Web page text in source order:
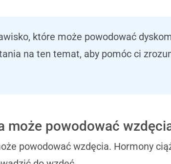
które może powodować
na ten temat, aby pomóc ci
może powodować
powodować wzdęcia. Hormony